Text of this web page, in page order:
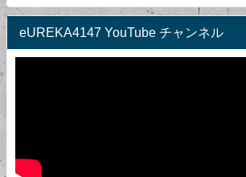
eUREKA4147 YouTube チャンネル